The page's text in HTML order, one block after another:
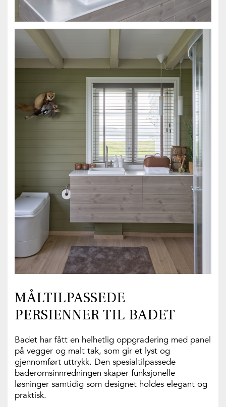
MÅLTILPASSEDE
PERSIENNER TIL BADET
Badet har fått en helhetlig oppgradering med panel
på vegger og malt tak, som gir et lyst og
gjennomført uttrykk. Den spesialtilpassede
baderomsinnredningen skaper funksjonelle
løsninger samtidig som designet holdes elegant og
praktisk.